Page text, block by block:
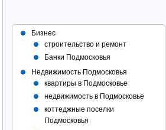
Бизнес
строительство и ремонт
Банки Подмосковья
Недвижимость Подмосковья
квартиры в Подмосковье
недвижимость в Подмосковье
коттеджные поселки
Подмосковья